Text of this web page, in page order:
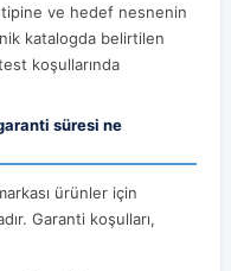
tipine ve hedef nesnenin
katalogda belirtilen
koşullarında
süresi ne
ürünler için
Garanti koşulları,